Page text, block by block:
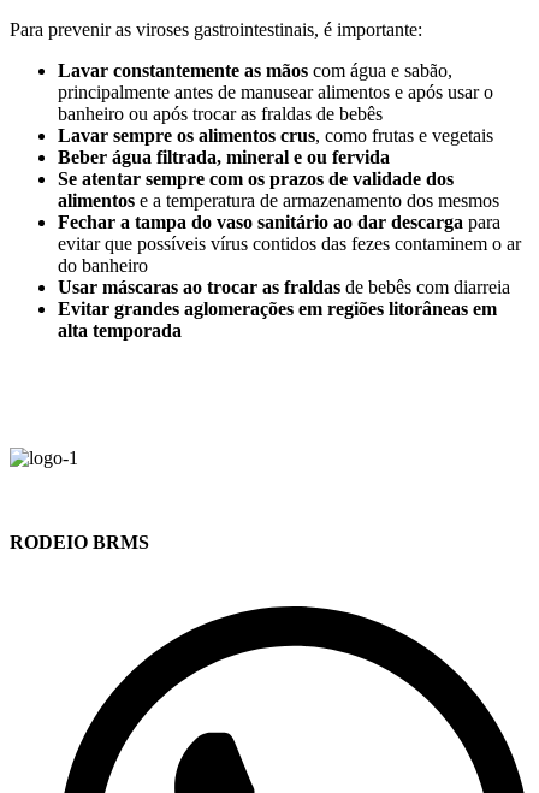
Para prevenir as viroses gastrointestinais, é importante:
Lavar constantemente as mãos com água e sabão,
principalmente antes de manusear alimentos e após usar o
banheiro ou após trocar as fraldas de bebês
Lavar sempre os alimentos crus, como frutas e vegetais
Beber água filtrada, mineral e ou fervida
Se atentar sempre com os prazos de validade dos
alimentos e a temperatura de armazenamento dos mesmos
Fechar a tampa do vaso sanitário ao dar descarga para
evitar que possíveis vírus contidos das fezes contaminem o ar
do banheiro
Usar máscaras ao trocar as fraldas de bebês com diarreia
Evitar grandes aglomerações em regiões litorâneas em
alta temporada
RODEIO BRMS